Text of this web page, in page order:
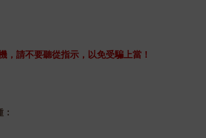
請不要聽從指示，以免受騙上當！